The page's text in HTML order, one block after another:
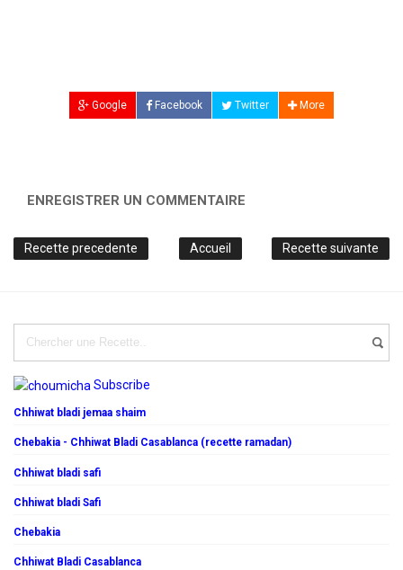
Google Facebook Twitter More
ENREGISTRER UN COMMENTAIRE
Recette precedente Recette suivante
Accueil
Subscribe
Chhiwat bladi jemaa shaim
Chebakia - Chhiwat Bladi Casablanca (recette ramadan)
Chhiwat bladi safi
Chhiwat bladi Safi
Chebakia
Chhiwat Bladi Casablanca